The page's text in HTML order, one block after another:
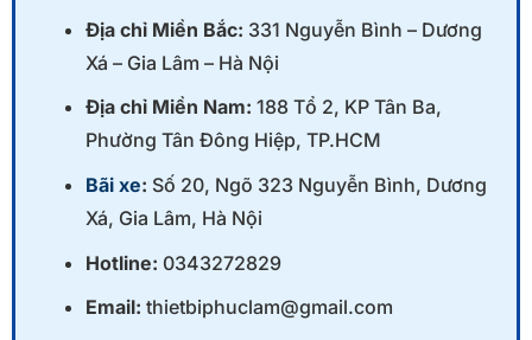
Địa chỉ Miền Bắc: 331 Nguyễn Bình – Dương
Xá – Gia Lâm – Hà Nội
Địa chỉ Miền Nam: 188 Tổ 2, KP Tân Ba,
Phường Tân Đông Hiệp, TP.HCM
Bãi xe: Số 20, Ngõ 323 Nguyễn Bình, Dương
Xá, Gia Lâm, Hà Nội
Hotline: 0343272829
Email: thietbiphuclam@gmail.com